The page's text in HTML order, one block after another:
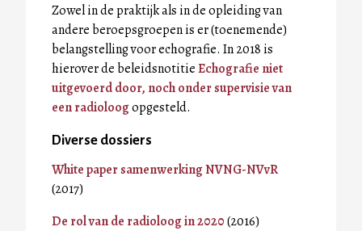
Zowel in de praktijk als in de opleiding van
andere beroepsgroepen is er (toenemende)
belangstelling voor echografie. In 2018 is
hierover de beleidsnotitieEchografie niet
uitgevoerd door, noch onder supervisie van
een radioloogopgesteld.
Diverse dossiers
White paper samenwerking NVNG-NVvR
(2017)
De rol van de radioloog in 2020(2016)